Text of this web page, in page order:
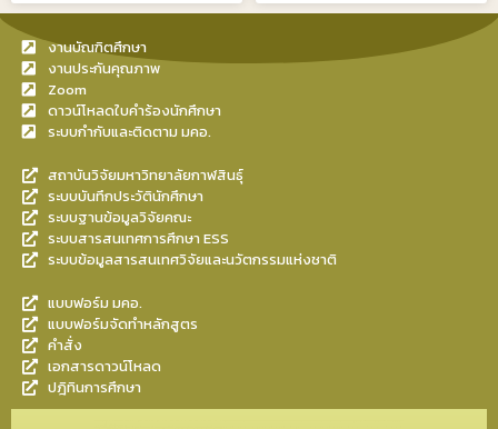
งานบัณฑิตศึกษา
งานประกันคุณภาพ
Zoom
ดาวน์โหลดใบคำร้องนักศึกษา
ระบบกำกับและติดตาม มคอ.
สถาบันวิจัยมหาวิทยาลัยกาฬสินธุ์
ระบบบันทึกประวัตินักศึกษา
ระบบฐานข้อมูลวิจัยคณะ
ระบบสารสนเทศการศึกษา ESS
ระบบข้อมูลสารสนเทศวิจัยและนวัตกรรมแห่งชาติ
แบบฟอร์ม มคอ.
แบบฟอร์มจัดทำหลักสูตร
คำสั่ง
เอกสารดาวน์โหลด
ปฎิทินการศึกษา